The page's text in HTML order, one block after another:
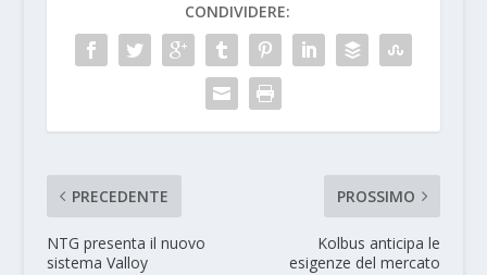
CONDIVIDERE:
PRECEDENTE
NTG presenta il nuovo
sistema Valloy
PROSSIMO
Kolbus anticipa le
esigenze del mercato